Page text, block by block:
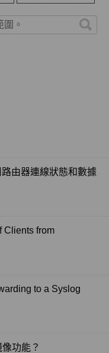
由器連線狀態和數據
Clients from
to a Syslog
功能？